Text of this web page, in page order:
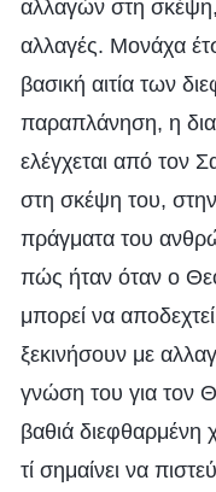
αλλαγών στη σκέψη,
αλλαγές. Μονάχα
βασική αιτία των
παραπλάνηση, η
ελέγχεται από τον
στη σκέψη του, στην
πράγματα του
πώς ήταν όταν ο
μπορεί να
ξεκινήσουν με
γνώση του για τον
βαθιά διεφθαρμένη
τί σημαίνει να